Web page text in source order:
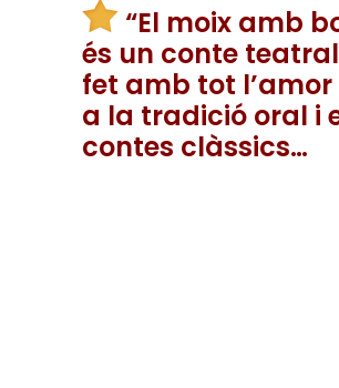
“El moix amb
és un conte
fet amb tot
a la tradició oral i
contes clàssics…